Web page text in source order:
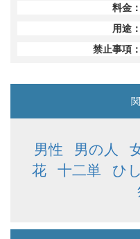
料金：
用途：
禁止事項：
男性 男の人
花
十二単 ひ